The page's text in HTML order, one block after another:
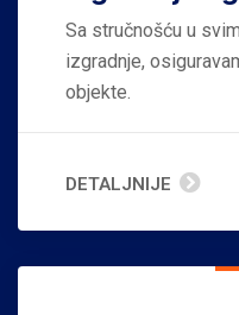
Sa stručnošću u
izgradnje,
objekte.
DETALJNIJE